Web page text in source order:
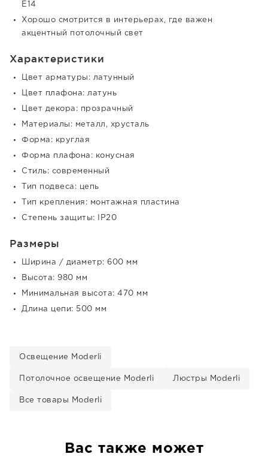
E14
Хорошо смотрится в интерьерах, где важен
акцентный потолочный свет
Характеристики
Цвет арматуры: латунный
Цвет плафона: латунь
Цвет декора: прозрачный
Материалы: металл, хрусталь
Форма: круглая
Форма плафона: конусная
Стиль: современный
Тип подвеса: цепь
Тип крепления: монтажная пластина
Степень защиты: IP20
Размеры
Ширина / диаметр: 600 мм
Высота: 980 мм
Минимальная высота: 470 мм
Длина цепи: 500 мм
Освещение Moderli
Потолочное освещение Moderli Люстры Moderli
Все товары Moderli
Вас также может